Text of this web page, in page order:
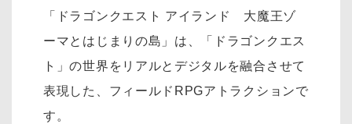
「ドラゴンクエスト アイランド 大魔王ゾ
ーマとはじまりの島」は、「ドラゴンクエス
ト」の世界をリアルとデジタルを融合させて
表現した、フィールドRPGアトラクションで
す。